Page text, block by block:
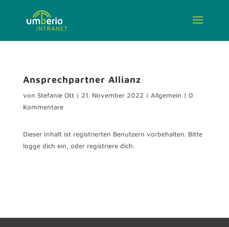
Ansprechpartner Allianz
von Stefanie Ott| 21. November 2022 | Allgemein | 0
Kommentare
Dieser Inhalt ist registrierten Benutzern vorbehalten. Bitte
logge dich ein, oder registriere dich.